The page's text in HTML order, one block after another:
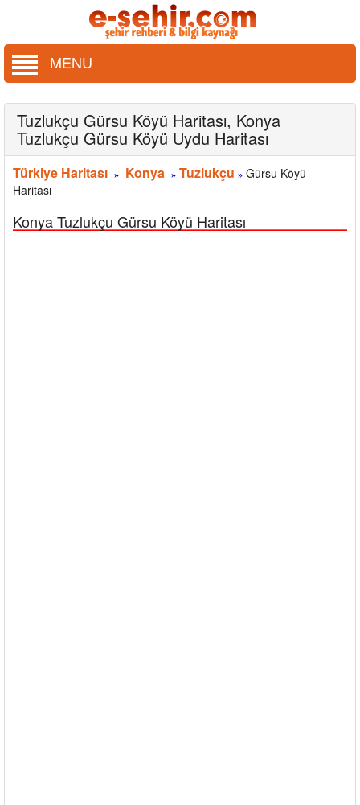
MENU
Tuzlukçu Gürsu Köyü Haritası, Konya
Tuzlukçu Gürsu Köyü Uydu Haritası
Türkiye Haritası » Konya » Tuzlukçu » Gürsu Köyü
Haritası
Konya Tuzlukçu Gürsu Köyü Haritası